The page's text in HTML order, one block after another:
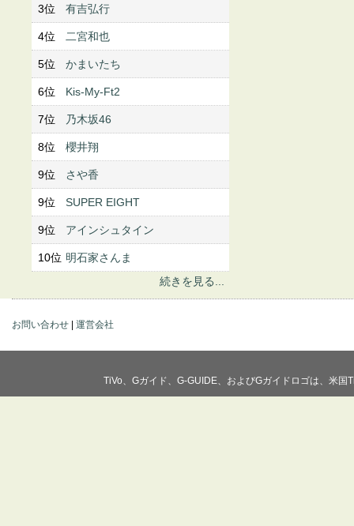
3位 有吉弘行
4位 二宮和也
5位 かまいたち
6位 Kis-My-Ft2
7位 乃木坂46
8位 櫻井翔
9位 さや香
9位 SUPER EIGHT
9位 アインシュタイン
10位 明石家さんま
続きを見る...
お問い合わせ 運営会社
TiVo、Gガイド、G-GUIDE、およびGガイドロゴは、米